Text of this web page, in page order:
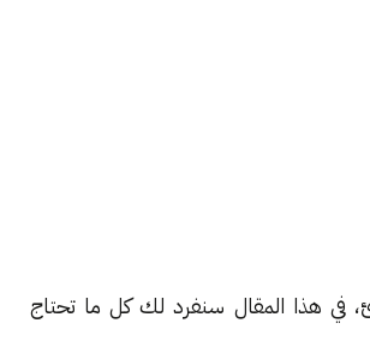
في هذا المقال سنفرد لك كل ما تحتاج